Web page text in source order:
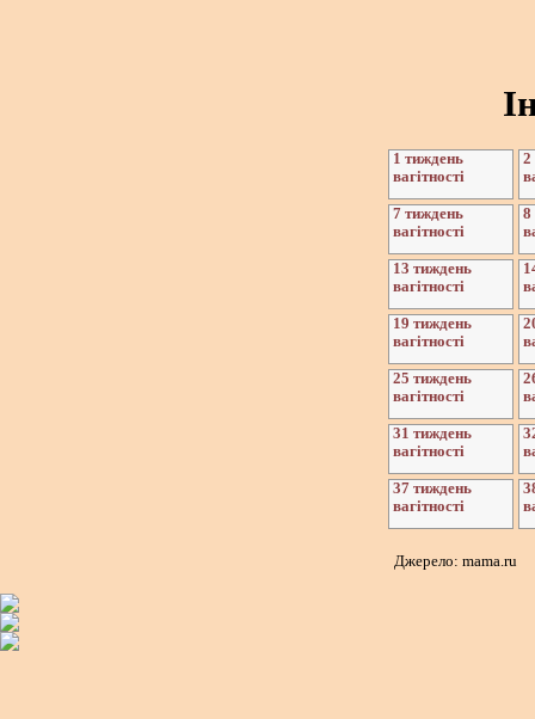
1 тиждень
вагітності
2
7 тиждень
вагітності
8
13 тиждень
вагітності
19 тиждень
вагітності
25 тиждень
вагітності
31 тиждень
вагітності
37 тиждень
вагітності
Джерело: mama.ru